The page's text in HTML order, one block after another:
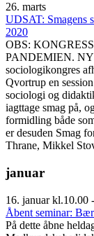
26. marts
UDSAT: Smagens
2020
OBS:
PANDEMIEN. NY
sociologikongres
Qvortrup en
sociologi og
iagttage smag på,
formidling både
er desuden Smag
Thrane, Mikkel
januar
16. januar kl.10.00
Åbent seminar:
På dette åbne